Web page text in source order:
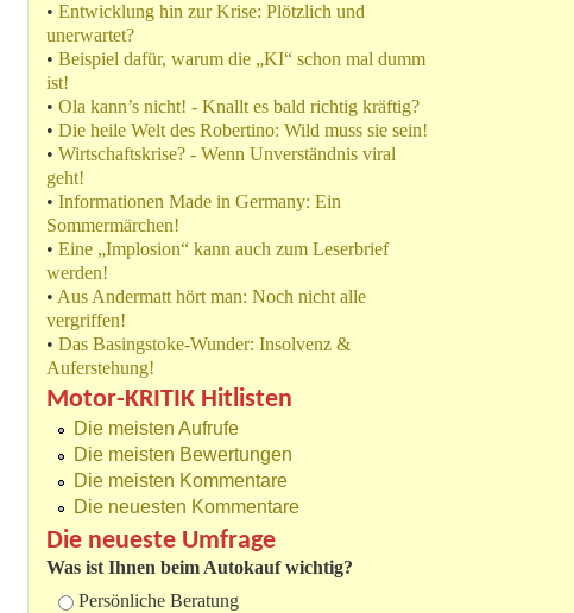
• Entwicklung hin zur Krise: Plötzlich und
unerwartet?
• Beispiel dafür, warum die „KI“ schon mal dumm
ist!
• Ola kann’s nicht! - Knallt es bald richtig kräftig?
• Die heile Welt des Robertino: Wild muss sie sein!
• Wirtschaftskrise? - Wenn Unverständnis viral
geht!
• Informationen Made in Germany: Ein
Sommermärchen!
• Eine „Implosion“ kann auch zum Leserbrief
werden!
• Aus Andermatt hört man: Noch nicht alle
vergriffen!
• Das Basingstoke-Wunder: Insolvenz &
Auferstehung!
Motor-KRITIK Hitlisten
Die meisten Aufrufe
Die meisten Bewertungen
Die meisten Kommentare
Die neuesten Kommentare
Die neueste Umfrage
Was ist Ihnen beim Autokauf wichtig?
Auswahlmöglichkeiten
Persönliche Beratung